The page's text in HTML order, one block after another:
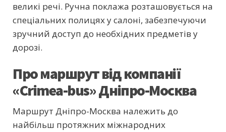
великі речі. Ручна поклажа розташовується на
спеціальних полицях у салоні, забезпечуючи
зручний доступ до необхідних предметів у
дорозі.
Про маршрут від компанії
«Crimea-bus» Дніпро-Москва
Маршрут Дніпро-Москва належить до
найбільш протяжних міжнародних